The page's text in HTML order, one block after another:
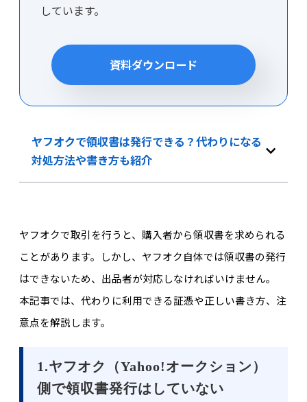
しています。
資料ダウンロード
ヤフオクで領収書は発行できる？代わりになる
対処方法や書き方も紹介
ヤフオクで取引を行うと、購入者から領収書を求められる
ことがあります。しかし、ヤフオク自体では領収書の発行
はできないため、出品者が対応しなければいけません。
本記事では、代わりに利用できる証憑や正しい書き方、注
意点を解説します。
1.ヤフオク（Yahoo!オークション）
側で領収書発行はしていない